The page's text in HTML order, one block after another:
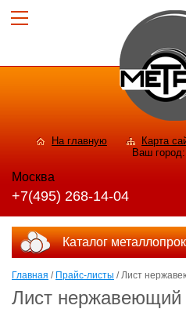
На главную Карта
Ваш город:
Москва
+7(495) 268-14-04
Каталог
Главная / Прайс-листы / Лист
Лист нержавеющий